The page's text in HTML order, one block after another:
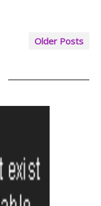
Older Posts